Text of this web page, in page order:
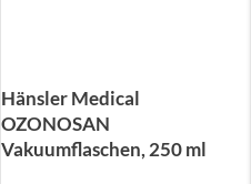
Hänsler Medical
OZONOSAN
Vakuumflaschen, 250 ml